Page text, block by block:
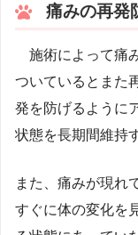
痛みの再発
施術によって痛
ついているとまた
発を防げるように
状態を長期間維持
また、痛みが現れ
すぐに体の変化を